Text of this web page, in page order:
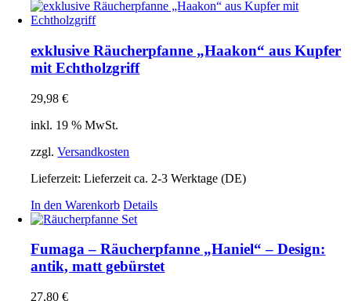
exklusive Räucherpfanne „Haakon“ aus Kupfer
mit Echtholzgriff
29,98€
inkl. 19 % MwSt.
zzgl.Versandkosten
Lieferzeit:Lieferzeit ca. 2-3 Werktage (DE)
In den Warenkorb Details
Fumaga – Räucherpfanne „Haniel“ – Design:
antik, matt gebürstet
27,80€